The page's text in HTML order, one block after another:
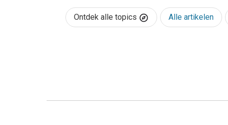
Ontdek alle topics Alle artikelen